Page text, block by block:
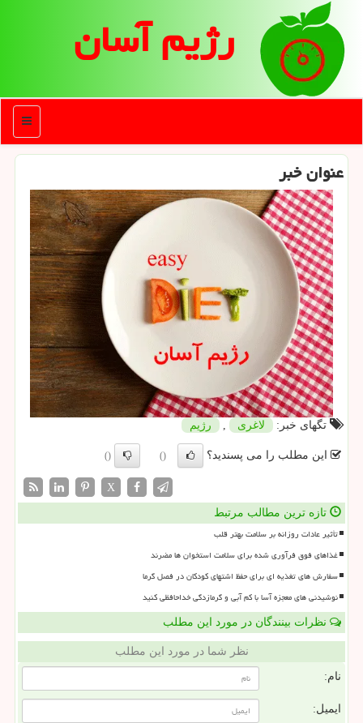
رژیم آسان
منو
عنوان خبر
تگهای خبر: لاغری رژیم
این مطلب را می پسندید؟ ()
()
X
تازه ترین مطالب مرتبط
تأثیر عادات روزانه بر سلامت بهتر قلب
غذاهای فوق فرآوری شده برای سلامت استخوان ها مضرند
سفارش های تغذیه ای برای حفظ اشتهای کودکان در فصل گرما
نوشیدنی های معجزه آسا با کم آبی و گرمازدگی خداحافظی کنید
نظرات بینندگان در مورد این مطلب
نظر شما در مورد این مطلب
نام:
ایمیل: